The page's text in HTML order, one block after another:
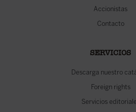
Accionistas
Contacto
SERVICIOS
Descarga nuestro
Foreign rights
Servicios